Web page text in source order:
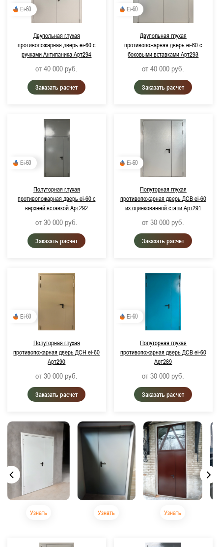
Ei-60
Двупольная глухая
противопожарная дверь ei-60 с
ручками Антипаника Арт294
от 40 000 руб.
Заказать расчет
Ei-60
Двупольная глухая
противопожарная дверь ei-60 с
боковыми вставками Арт293
от 40 000 руб.
Заказать расчет
Ei-60
Полуторная глухая
противопожарная дверь ei-60 с
верхней вставкой Арт292
от 30 000 руб.
Заказать расчет
Ei-60
Полуторная глухая
противопожарная дверь ДСВ ei-60
из оцинкованной стали Арт291
от 30 000 руб.
Заказать расчет
Ei-60
Полуторная глухая
противопожарная дверь ДСН ei-60
Арт290
от 30 000 руб.
Заказать расчет
Ei-60
Полуторная глухая
противопожарная дверь ДСВ ei-60
Арт289
от 30 000 руб.
Заказать расчет
Узнать Узнать Узнать